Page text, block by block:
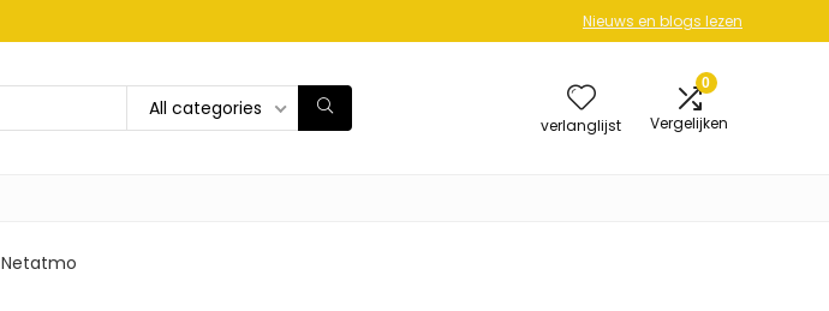
Nieuws en blogs lezen
All categories
verlanglijst
0
Vergelijken
‎Netatmo